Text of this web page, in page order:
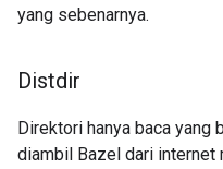
yang sebenarnya.
Distdir
Direktori hanya baca yang
diambil Bazel dari internet